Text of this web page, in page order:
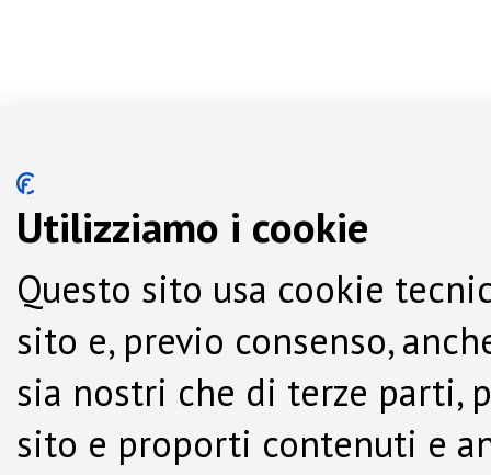
Utilizziamo i cookie
Questo sito usa cookie
sito e, previo consenso,
sia nostri che di terze parti,
sito e proporti contenuti e